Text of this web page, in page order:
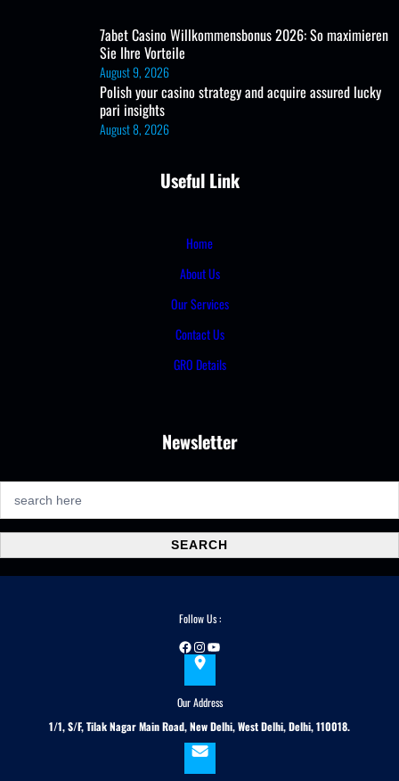
7abet Casino Willkommensbonus 2026: So maximieren
Sie Ihre Vorteile
August 9, 2026
Polish your casino strategy and acquire assured lucky
pari insights
August 8, 2026
Useful Link
Home
About Us
Our Services
Contact Us
GRO Details
Newsletter
a
r
c
SEARCH
Follow Us :
Facebook Instagram YouTube
Our Address
1/1, S/F, Tilak Nagar Main Road, New Delhi, West Delhi, Delhi, 110018.